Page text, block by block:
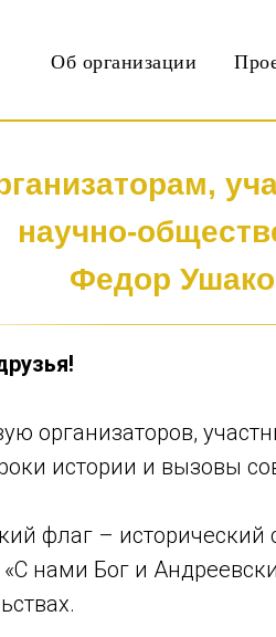
Об организации
научно-
Федор
организаторов,
истории и вызовы
флаг – исторический
«С нами Бог и